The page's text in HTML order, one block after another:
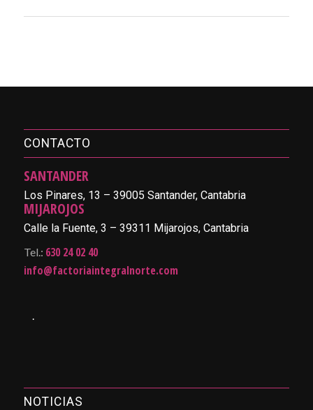
CONTACTO
SANTANDER
Los Pinares, 13 – 39005 Santander, Cantabria
MIJAROJOS
Calle la Fuente, 3 – 39311 Mijarojos, Cantabria
Tel.: 630 24 02 40
info@factoriaintegralnorte.com
.
NOTICIAS